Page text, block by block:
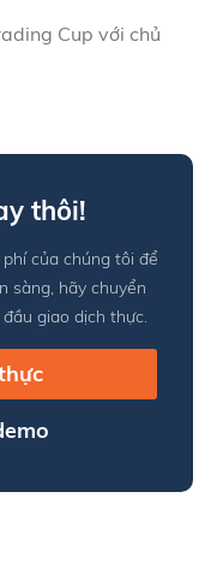
Cup với chủ
thôi!
của chúng tôi để
sàng, hãy chuyển
giao dịch thực.